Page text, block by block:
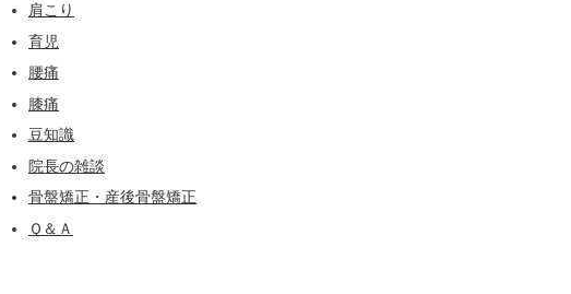
肩こり
育児
腰痛
膝痛
豆知識
院長の雑談
骨盤矯正・産後骨盤矯正
Ｑ＆Ａ